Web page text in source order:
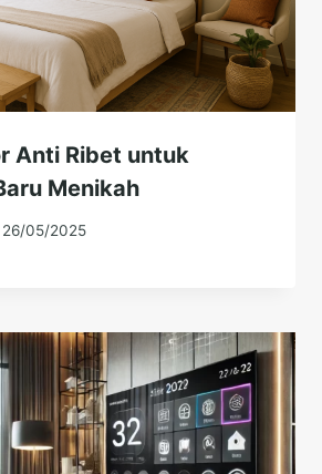
Anti Ribet untuk
Menikah
26/05/2025